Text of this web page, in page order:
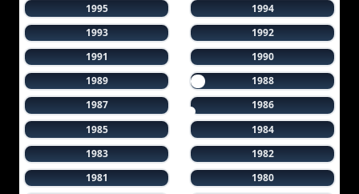
1995
1994
1993
1992
1991
1990
1989
1988
1987
1986
1985
1984
1983
1982
1981
1980